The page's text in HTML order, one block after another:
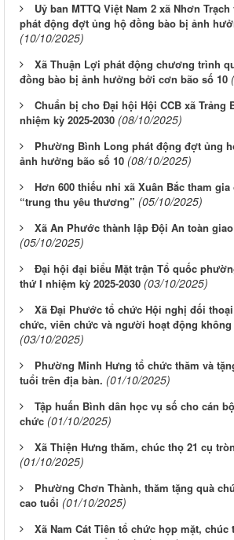
Uỷ ban MTTQ Việt Nam 2 xã Nhơn
phát động đợt ủng hộ đồng bào bị ảnh
(10/10/2025)
Xã Thuận Lợi phát động chương trình
đồng bào bị ảnh hưởng bởi cơn bão số 10
Chuẩn bị cho Đại hội Hội CCB xã Trảng
nhiệm kỳ 2025-2030 (08/10/2025)
Phường Bình Long phát động đợt ủng
ảnh hưởng bão số 10 (08/10/2025)
Hơn 600 thiếu nhi xã Xuân Bắc tham
“trung thu yêu thương” (05/10/2025)
Xã An Phước thành lập Đội An toàn
(05/10/2025)
Đại hội đại biểu Mặt trận Tổ quốc
thứ I nhiệm kỳ 2025-2030 (03/10/2025)
Xã Đại Phước tổ chức Hội nghị đối
chức, viên chức và người hoạt động không
(03/10/2025)
Phường Minh Hưng tổ chức thăm và
tuổi trên địa bàn. (01/10/2025)
Tập huấn Bình dân học vụ số cho cán
chức (01/10/2025)
Xã Thiện Hưng thăm, chúc thọ 21 cụ
(01/10/2025)
Phường Chơn Thành, thăm tặng quà
cao tuổi (01/10/2025)
Xã Nam Cát Tiên tổ chức họp mặt,